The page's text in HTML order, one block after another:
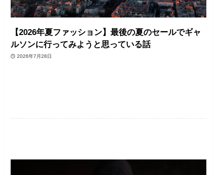
【2026年夏ファッション】最後の夏のセールでギャ
ルソンに行ってみようと思っている話
2026年7月28日